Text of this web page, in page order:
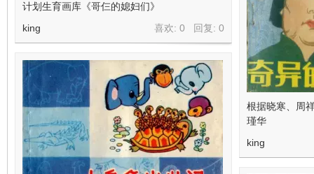
计划生育画库《哥仨的媳妇们》
喜欢: 0 回复: 0
king
根据晓寒、周
瑾华
king